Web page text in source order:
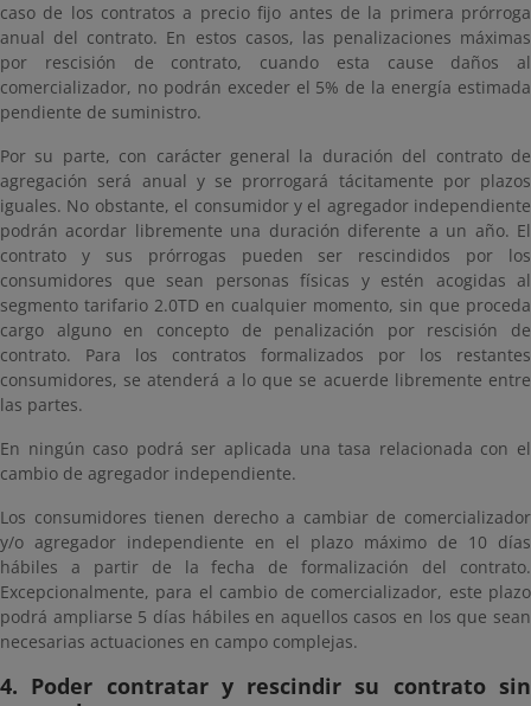
caso de los contratos a precio fijo antes de la primera prórroga
anual del contrato. En estos casos, las penalizaciones máximas
por rescisión de contrato, cuando esta cause daños al
comercializador, no podrán exceder el 5% de la energía estimada
pendiente de suministro.
Por su parte, con carácter general la duración del contrato de
agregación será anual y se prorrogará tácitamente por plazos
iguales. No obstante, el consumidor y el agregador independiente
podrán acordar libremente una duración diferente a un año. El
contrato y sus prórrogas pueden ser rescindidos por los
consumidores que sean personas físicas y estén acogidas al
segmento tarifario 2.0TD en cualquier momento, sin que proceda
cargo alguno en concepto de penalización por rescisión de
contrato. Para los contratos formalizados por los restantes
consumidores, se atenderá a lo que se acuerde libremente entre
las partes.
En ningún caso podrá ser aplicada una tasa relacionada con el
cambio de agregador independiente.
Los consumidores tienen derecho a cambiar de comercializador
y/o agregador independiente en el plazo máximo de 10 días
hábiles a partir de la fecha de formalización del contrato.
Excepcionalmente, para el cambio de comercializador, este plazo
podrá ampliarse 5 días hábiles en aquellos casos en los que sean
necesarias actuaciones en campo complejas.
4. Poder contratar y rescindir su contrato sin